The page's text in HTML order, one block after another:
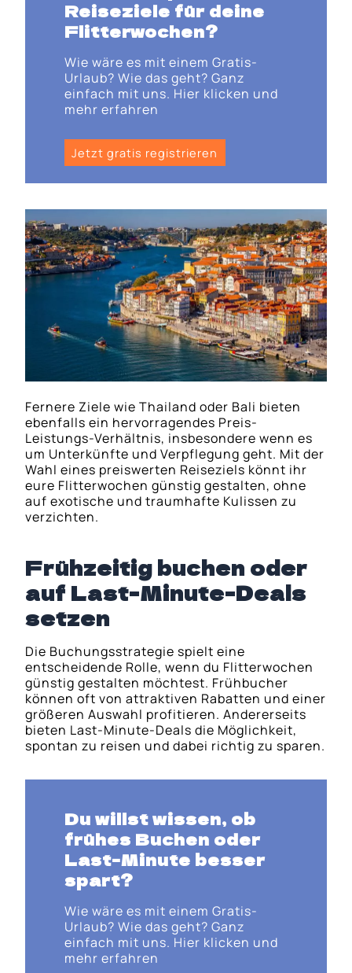
Reiseziele für deine
Flitterwochen?
Wie wäre es mit einem Gratis-
Urlaub? Wie das geht? Ganz
einfach mit uns. Hier klicken und
mehr erfahren
Jetzt gratis registrieren
Fernere Ziele wie Thailand oder Bali bieten
ebenfalls ein hervorragendes Preis-
Leistungs-Verhältnis, insbesondere wenn es
um Unterkünfte und Verpflegung geht. Mit der
Wahl eines preiswerten Reiseziels könnt ihr
eure Flitterwochen günstig gestalten, ohne
auf exotische und traumhafte Kulissen zu
verzichten.
Frühzeitig buchen oder
auf Last-Minute-Deals
setzen
Die Buchungsstrategie spielt eine
entscheidende Rolle, wenn du Flitterwochen
günstig gestalten möchtest. Frühbucher
können oft von attraktiven Rabatten und einer
größeren Auswahl profitieren. Andererseits
bieten Last-Minute-Deals die Möglichkeit,
spontan zu reisen und dabei richtig zu sparen.
Du willst wissen, ob
frühes Buchen oder
Last-Minute besser
spart?
Wie wäre es mit einem Gratis-
Urlaub? Wie das geht? Ganz
einfach mit uns. Hier klicken und
mehr erfahren